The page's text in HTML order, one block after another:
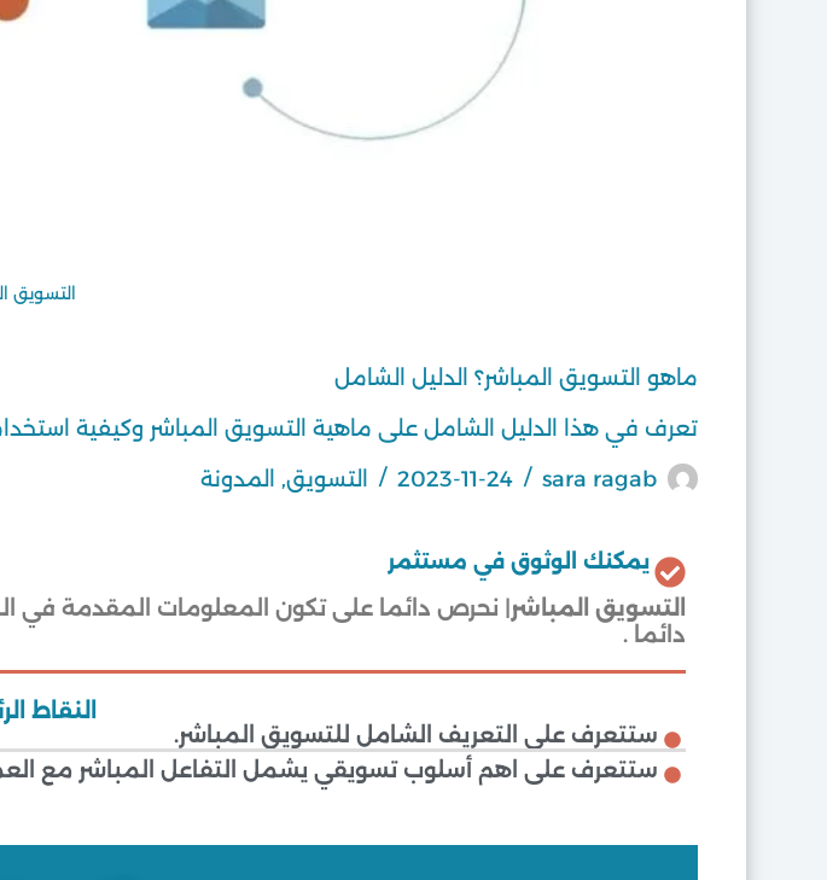
التسويق
ماهو التسويق المباشر؟ الدليل الشامل
تعرف في هذا الدليل الشامل على ماهية التسويق المباشر وكيفية
sara ragab
2023-11-24 التسويق, المدونة
يمكنك الوثوق في مستثمر
التسويق المباشر| نحرص دائما على تكون المعلومات المقدمة في
دائما .
النقاط
ستتعرف على التعريف الشامل للتسويق المباشر.
ستتعرف على اهم أسلوب تسويقي يشمل التفاعل المباشر مع